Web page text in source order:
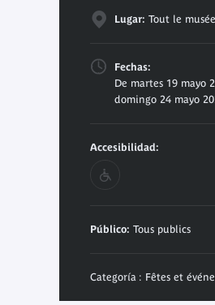
Lugar: Tout le musée
Fechas:
De martes 19 mayo
domingo 24 mayo
Accesibilidad:
Público: Tous publics
Categoría : Fêtes et